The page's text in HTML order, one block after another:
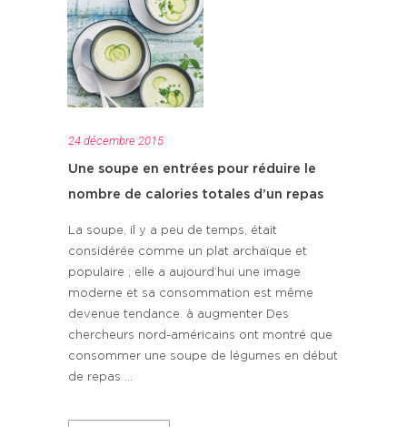
24 décembre 2015
Une soupe en entrées pour réduire le
nombre de calories totales d’un repas
La soupe, il y a peu de temps, était
considérée comme un plat archaïque et
populaire ; elle a aujourd’hui une image
moderne et sa consommation est même
devenue tendance. à augmenter Des
chercheurs nord-américains ont montré que
consommer une soupe de légumes en début
de repas ...